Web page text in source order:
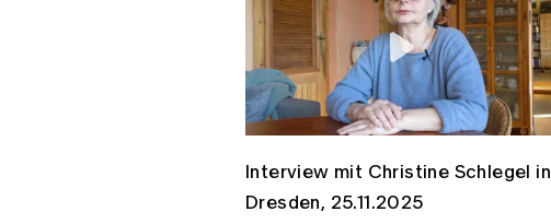
Interview mit Christine Schlegel in
Dresden, 25.11.2025
E-Mail